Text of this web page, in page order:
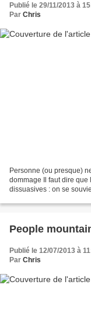
Publié le 29/11/2013 à
Par Chris
Personne (ou presque)
dommage Il faut dire
dissuasives : on se
People
Publié le 12/07/2013 à
Par Chris